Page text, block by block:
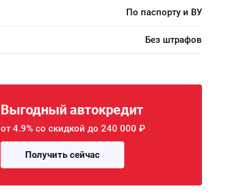
По паспорту и ВУ
Без штрафов
Выгодный автокредит
от 4.9% со скидкой до 240 000 ₽
Получить сейчас